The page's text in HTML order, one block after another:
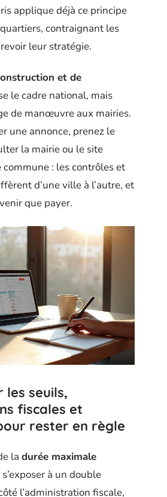
applique déjà ce principe
contraignant les
leur stratégie.
et de
le cadre national, mais
de manœuvre aux mairies.
une annonce, prenez le
la mairie ou le site
: les contrôles et
d’une ville à l’autre, et
que payer.
les seuils,
fiscales et
rester en règle
la durée maximale
s’exposer à un double
l’administration fiscale,